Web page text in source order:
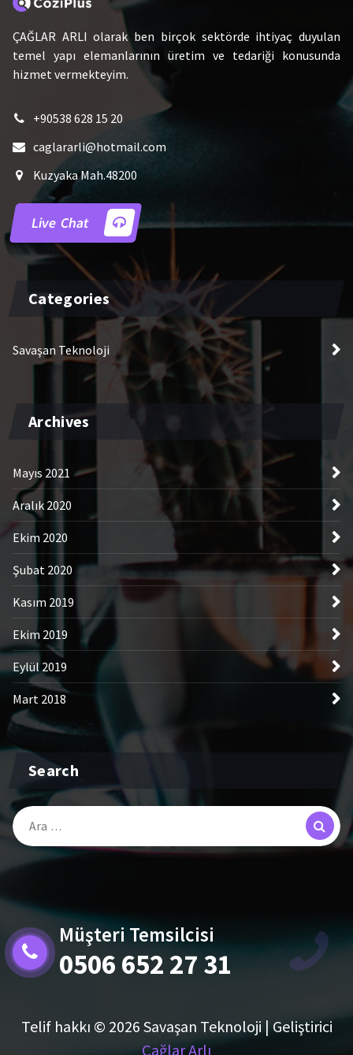
ÇAĞLAR ARLI olarak ben birçok sektörde ihtiyaç duyulan
temel yapı elemanlarının üretim ve tedariği konusunda
hizmet vermekteyim.
+90538 628 15 20
caglararli@hotmail.com
Kuzyaka Mah.48200
Live Chat
Categories
Savaşan Teknoloji
Archives
Mayıs 2021
Aralık 2020
Ekim 2020
Şubat 2020
Kasım 2019
Ekim 2019
Eylül 2019
Mart 2018
Search
Arama:
Müşteri Temsilcisi
0506 652 27 31
Telif hakkı © 2026 Savaşan Teknoloji | Geliştirici
Çağlar Arlı